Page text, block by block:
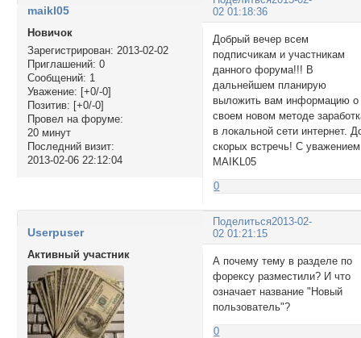
02 01:18:36
maikl05
Новичок
Зарегистрирован: 2013-02-02
Приглашений: 0
Сообщений: 1
Уважение: [+0/-0]
Позитив: [+0/-0]
Провел на форуме:
20 минут
Последний визит:
2013-02-06 22:12:04
Добрый вечер всем
подписчикам и участникам
данного форума!!! В
дальнейшем планирую
выложить вам информацию о
своем новом методе
в локальной сети интернет.
скорых встречь! С уважением
MAIKL05
0
Поделиться2013-02-
02 01:21:15
Userpuser
Активный участник
А почему тему в разделе по
форексу разместили? И что
означает название "Новый
пользователь"?
0